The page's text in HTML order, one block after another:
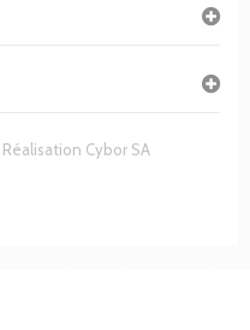
Cybor SA